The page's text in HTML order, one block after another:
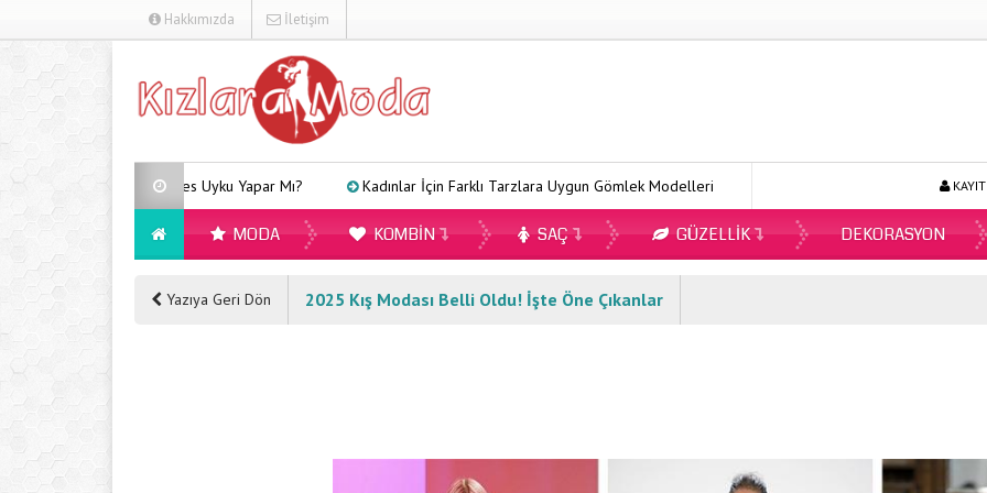
Hakkımızda İletişim
Arveles Uyku Yapar Mı? Kadınlar İçin Farklı Tarzlara Uygun Gömlek Modelleri Ecopirin Reçetesiz Alınır Mı 2026?
MODA KOMBIN SAÇ GÜZELLIK DEKORASYON
Yazıya Geri Dön 2025 Kış Modası Belli Oldu! İşte Öne Çıkanlar